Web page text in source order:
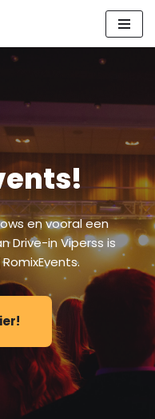
en vooral een
Drive-in Viperss is